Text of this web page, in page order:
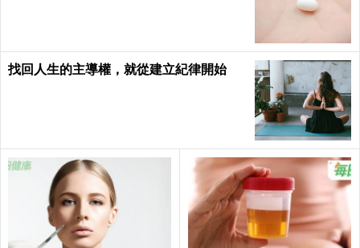
找回人生的主導權，就從建立紀律開始